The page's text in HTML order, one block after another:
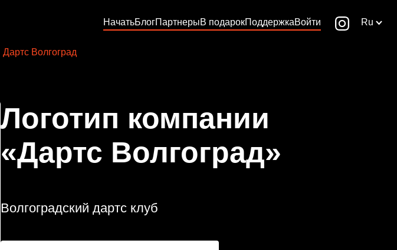
НачатьБлогПартнерыВ подарокПоддержкаВойти Ru
Дартс Волгоград
Логотип компании
«Дартс Волгоград»
Волгоградский дартс клуб